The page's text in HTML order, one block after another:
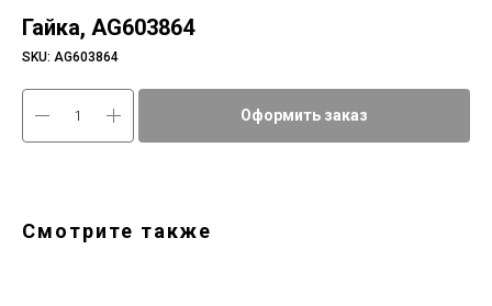
Гайка, AG603864
SKU: AG603864
Оформить заказ
Смотрите также